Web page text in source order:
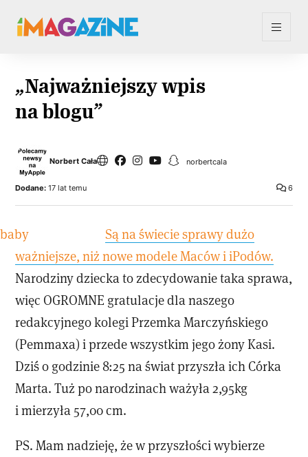
„Najważniejszy wpis
na blogu”
Norbert Cała norbertcala
6
Dodane: 17 lat temu
Są na świecie sprawy dużo
ważniejsze, niż nowe modele Maców i iPodów.
Narodziny dziecka to zdecydowanie taka sprawa,
więc OGROMNE gratulacje dla naszego
redakcyjnego kolegi Przemka Marczyńskiego
(Pemmaxa) i przede wszystkim jego żony Kasi.
Dziś o godzinie 8:25 na świat przyszła ich Córka
Marta. Tuż po narodzinach ważyła 2,95kg
i mierzyła 57,00 cm.
PS. Mam nadzieję, że w przyszłości wybierze